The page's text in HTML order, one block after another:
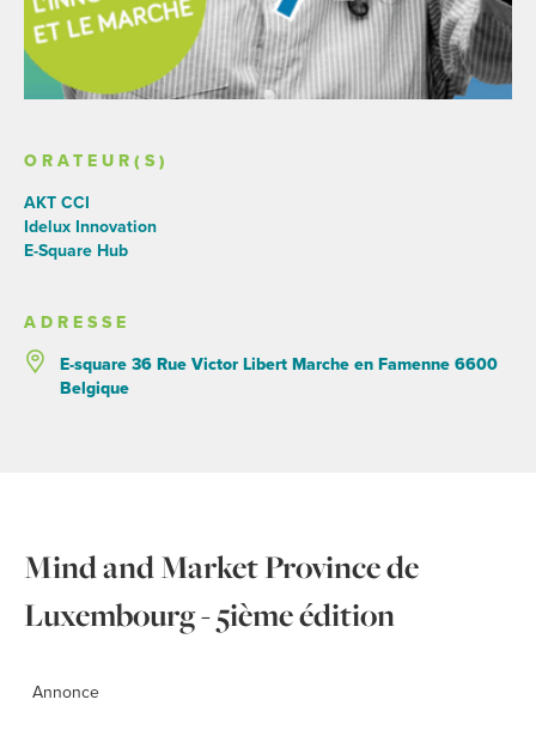
ORATEUR(S)
AKT CCI
Idelux Innovation
E-Square Hub
ADRESSE
E-square 36 Rue Victor Libert Marche en Famenne 6600
Belgique
Mind and Market Province de
Luxembourg - 5ième édition
Annonce